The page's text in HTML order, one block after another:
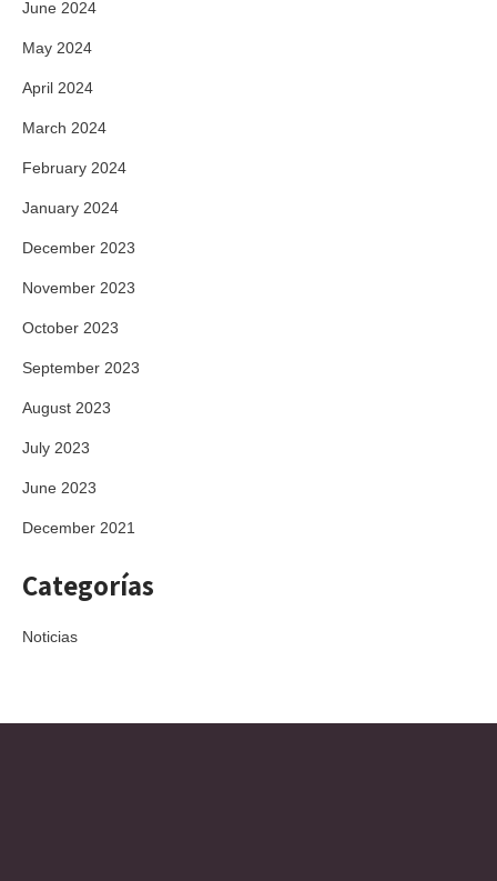
June 2024
May 2024
April 2024
March 2024
February 2024
January 2024
December 2023
November 2023
October 2023
September 2023
August 2023
July 2023
June 2023
December 2021
Categorías
Noticias